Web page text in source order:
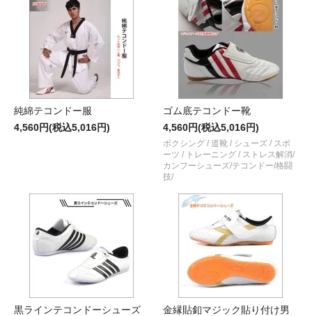
純綿テコンドー服
4,560円(税込5,016円)
ゴム底テコンドー靴
4,560円(税込5,016円)
ボクシング / 道靴 / シューズ / スポ
ーツ / トレーニング / ストレス解消/
カンフーシューズ/テコンドー/格闘
技/
黒ラインテコンドーシューズ
金縁貼釦マジック貼り付け男